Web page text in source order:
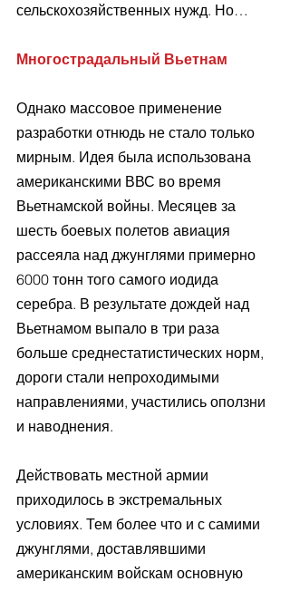
сельскохозяйственных нужд. Но…
Многострадальный Вьетнам
Однако массовое применение
разработки отнюдь не стало только
мирным. Идея была использована
американскими ВВС во время
Вьетнамской войны. Месяцев за
шесть боевых полетов авиация
рассеяла над джунглями примерно
6000 тонн того самого иодида
серебра. В результате дождей над
Вьетнамом выпало в три раза
больше среднестатистических норм,
дороги стали непроходимыми
направлениями, участились оползни
и наводнения.
Действовать местной армии
приходилось в экстремальных
условиях. Тем более что и с самими
джунглями, доставлявшими
американским войскам основную